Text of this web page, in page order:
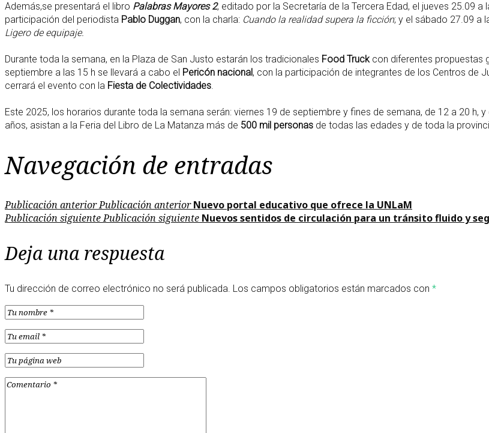
Además,se presentará el libro Palabras Mayores 2, editado por la Secretaría de la Tercera Edad, el jueves 25.09
participación del periodista Pablo Duggan, con la charla: Cuando la realidad supera la ficción; y el sábado 27.09 a
Ligero de equipaje.
Durante toda la semana, en la Plaza de San Justo estarán los tradicionales Food Truck con diferentes propuestas
septiembre a las 15 h se llevará a cabo el Pericón nacional, con la participación de integrantes de los Centros de
cerrará el evento con la Fiesta de Colectividades.
Este 2025, los horarios durante toda la semana serán: viernes 19 de septiembre y fines de semana, de 12 a 20 h,
años, asistan a la Feria del Libro de La Matanza más de 500 mil personas de todas las edades y de toda la
Navegación de entradas
Publicación anteriorPublicación anterior Nuevo portal educativo que ofrece la UNLaM
Publicación siguientePublicación siguiente Nuevos sentidos de circulación para un tránsito fluido y
Deja una respuesta
Tu dirección de correo electrónico no será publicada. Los campos obligatorios están marcados con *